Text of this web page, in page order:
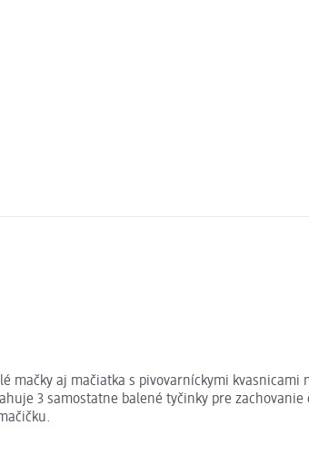
mačky aj mačiatka s pivovarníckymi kvasnicami
3 samostatne balené tyčinky pre zachovanie